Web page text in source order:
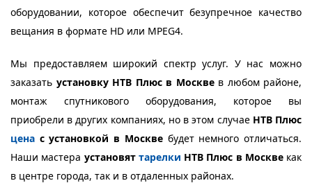
оборудовании, которое обеспечит безупречное качество
вещания в формате HD или MPEG4.
Мы предоставляем широкий спектр услуг. У нас можно
заказать установку НТВ Плюс в Москвев любом районе,
монтаж спутникового оборудования, которое вы
приобрели в других компаниях, но в этом случае НТВ Плюс
цена с установкой в Москвебудет немного отличаться.
Наши мастера установят тарелки НТВ Плюс в Москвекак
в центре города, так и в отдаленных районах.